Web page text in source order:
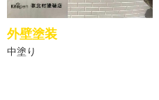
外壁塗装
中塗り